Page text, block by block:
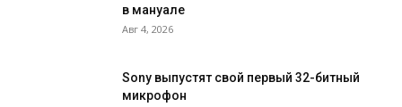
Мониторинг, прокси и RAW по воздуху.
Обзор Hollyland VCORE
Maibenben X16F
19:04
в мануале
Авг 4, 2026
Sony выпустят свой первый 32-битный
микрофон